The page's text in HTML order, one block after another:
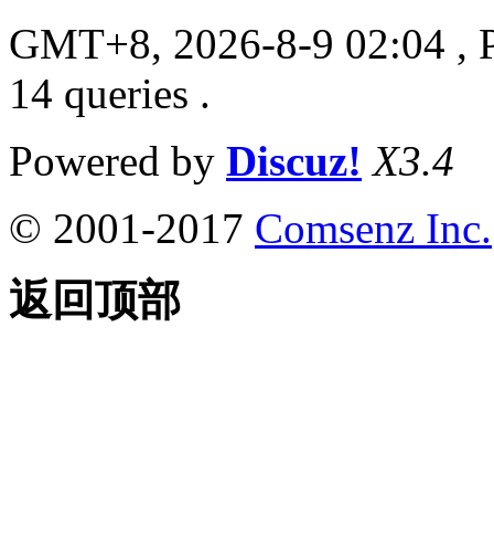
GMT+8, 2026-8-9 02:04 ,
14 queries .
Powered by Discuz! X3.4
© 2001-2017 Comsenz Inc.
返回顶部